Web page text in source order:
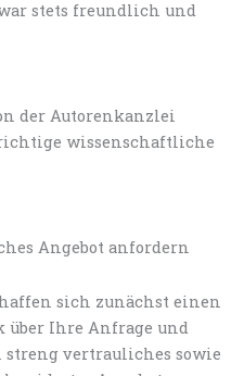
stets freundlich und
der Autorenkanzlei
wissenschaftliche
Angebot anfordern
sich zunächst einen
über Ihre Anfrage und
vertrauliches sowie